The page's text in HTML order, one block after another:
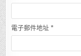
電子郵件地址 *